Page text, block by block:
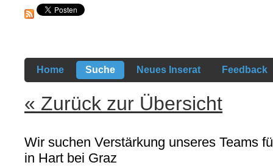
Home Suche Neues Inserat Feedback
« Zurück zur Übersicht
Wir suchen Verstärkung unseres Teams
in Hart bei Graz